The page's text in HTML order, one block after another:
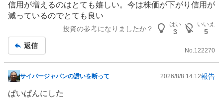
板
記
信用が増えるのはとても嬉しい。今は株価が下がり信用が
減っているのでとても良い
投資の参考になりましたか？
はい
3
いいえ
5
返信
No.122270
掲
示
サイバージャパンの誘いを断って 2026/8/8 14:12報告
ぱいぱんにした